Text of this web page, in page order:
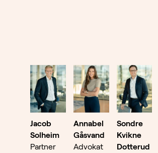
Jacob
Solheim
Partner
Annabel
Gåsvand
Advokat
Sondre
Kvikne
Dotterud